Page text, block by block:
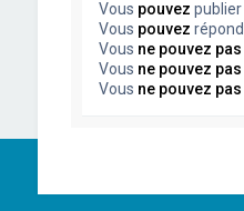
Vous pouvez
Vous pouvez
Vous ne pouvez pas
Vous ne pouvez pas
Vous ne pouvez pas